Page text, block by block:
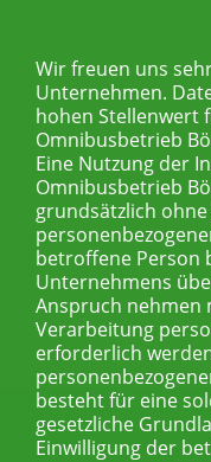
Wir freuen uns
Unternehmen.
hohen Stellenwert
Omnibusbetrieb
Eine Nutzung der
Omnibusbetrieb
grundsätzlich
betroffene Person
Unternehmens
Anspruch nehmen
Verarbeitung
erforderlich
besteht für eine
gesetzliche
Einwilligung der